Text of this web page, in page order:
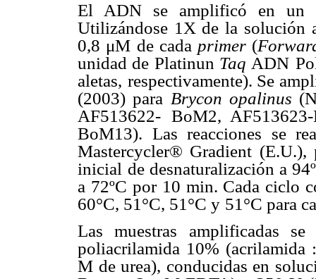
El ADN se amplificó en un
Utilizándose 1X de la solución
0,8 μM de cada primer (
unidad de Platinun Taq ADN
aletas, respectivamente). Se
(2003) para Brycon opalinus
AF513622- BoM2,
BoM13). Las reacciones se
Mastercycler® Gradient (E.U.),
inicial de desnaturalización a
a 72ºC por 10 min. Cada ciclo
60°C, 51°C, 51°C y 51°C para
Las muestras amplificadas se
poliacrilamida 10% (acrilamida
M de urea), conducidas en